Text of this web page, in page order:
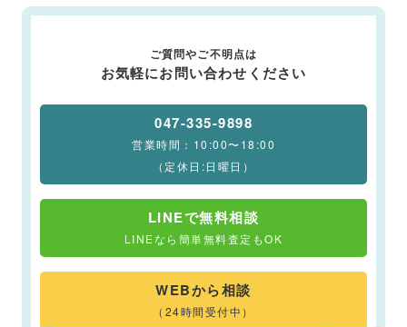
ご質問やご不明点は
お気軽にお問い合わせください
047-335-9898
営業時間：10:00〜18:00
（定休日:日曜日）
LINEで無料相談
LINEなら簡単無料査定もOK
WEBから相談
（24時間受付中）